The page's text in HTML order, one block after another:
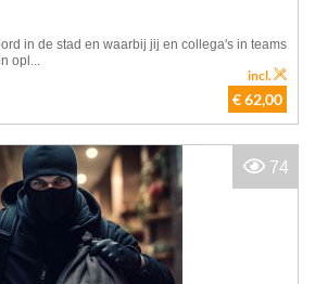
in de stad en waarbij jij en collega's in teams
opl...
€ 62,00
incl.
74